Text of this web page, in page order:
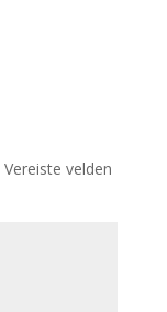
Vereiste velden